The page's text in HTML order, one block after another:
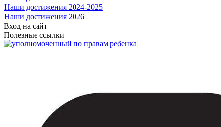
Наши достижения 2024-2025
Наши достижения 2026
Вход на сайт
Полезные ссылки